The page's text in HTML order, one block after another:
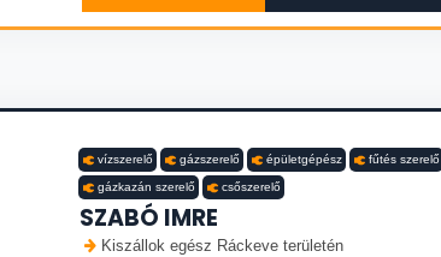
vízszerelő gázszerelő épületgépész fűtés szerelő
gázkazán szerelő csőszerelő
SZABÓ IMRE
Kiszállok egész Ráckeve területén